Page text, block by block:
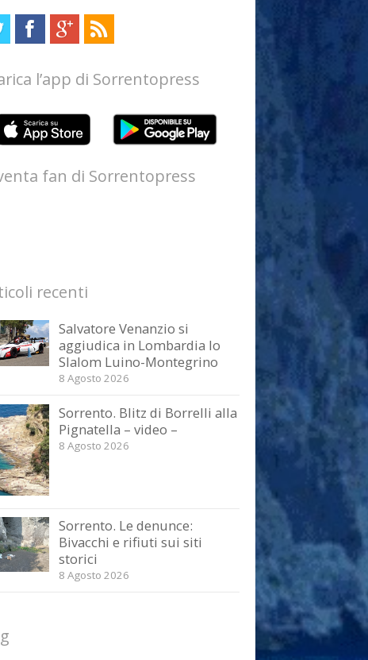
l’app di Sorrentopress
fan di Sorrentopress
recenti
Salvatore Venanzio si
aggiudica in Lombardia lo
Slalom Luino-Montegrino
8 Agosto 2026
Sorrento. Blitz di Borrelli alla
Pignatella – video –
8 Agosto 2026
Sorrento. Le denunce:
Bivacchi e rifiuti sui siti
storici
8 Agosto 2026